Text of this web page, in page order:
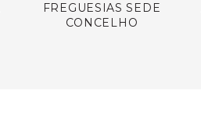
FREGUESIAS SEDE
CONCELHO